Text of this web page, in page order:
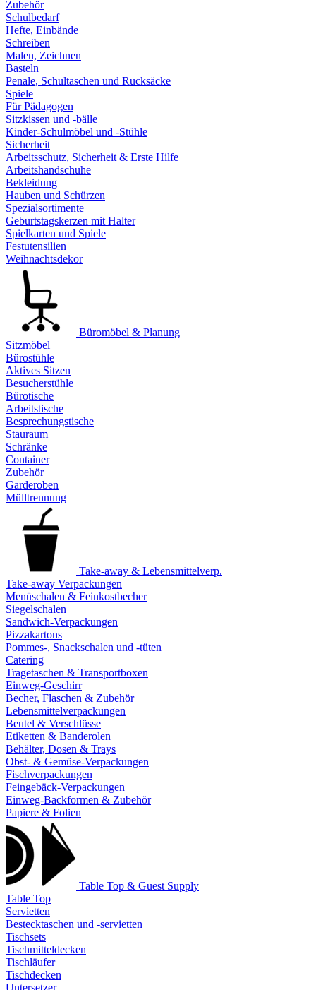
Zubehör
Schulbedarf
Hefte, Einbände
Schreiben
Malen, Zeichnen
Basteln
Penale, Schultaschen und Rucksäcke
Spiele
Für Pädagogen
Sitzkissen und -bälle
Kinder-Schulmöbel und -Stühle
Sicherheit
Arbeitsschutz, Sicherheit & Erste Hilfe
Arbeitshandschuhe
Bekleidung
Hauben und Schürzen
Spezialsortimente
Geburtstagskerzen mit Halter
Spielkarten und Spiele
Festutensilien
Weihnachtsdekor
Büromöbel & Planung
Sitzmöbel
Bürostühle
Aktives Sitzen
Besucherstühle
Bürotische
Arbeitstische
Besprechungstische
Stauraum
Schränke
Container
Zubehör
Garderoben
Mülltrennung
Take-away & Lebensmittelverp.
Take-away Verpackungen
Menüschalen & Feinkostbecher
Siegelschalen
Sandwich-Verpackungen
Pizzakartons
Pommes-, Snackschalen und -tüten
Catering
Tragetaschen & Transportboxen
Einweg-Geschirr
Becher, Flaschen & Zubehör
Lebensmittelverpackungen
Beutel & Verschlüsse
Etiketten & Banderolen
Behälter, Dosen & Trays
Obst- & Gemüse-Verpackungen
Fischverpackungen
Feingebäck-Verpackungen
Einweg-Backformen & Zubehör
Papiere & Folien
Table Top & Guest Supply
Table Top
Servietten
Bestecktaschen und -servietten
Tischsets
Tischmitteldecken
Tischläufer
Tischdecken